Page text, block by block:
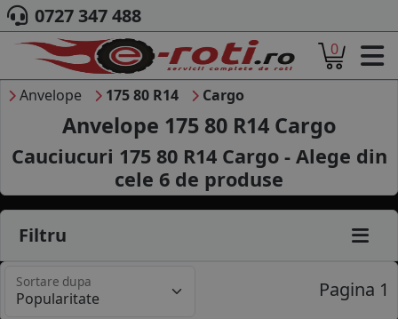
ACASA
DESPRE NOI
ANVELOPE
AUTO
CAMION
MOTO
AGROINDUSTRIALE
MARCA AUTO
0727 347 488
0
Anvelope 175 80 R14 Cargo
Anvelope 175 80 R14 Cargo
Cauciucuri 175 80 R14 Cargo - Alege din
cele 6 de produse
Filtru
Sortare dupa Pagina 1